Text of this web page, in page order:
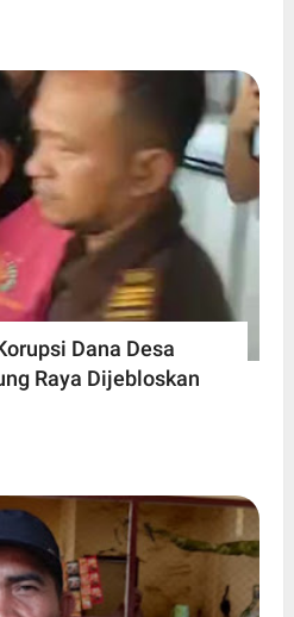
Dana Desa
Raya Dijebloskan